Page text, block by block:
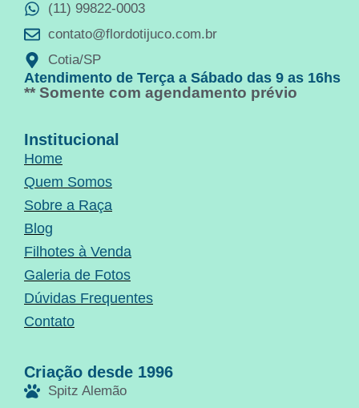
(11) 99822-0003
contato@flordotijuco.com.br
Cotia/SP
Atendimento de Terça a Sábado das 9 as 16hs
** Somente com agendamento prévio
Institucional
Home
Quem Somos
Sobre a Raça
Blog
Filhotes à Venda
Galeria de Fotos
Dúvidas Frequentes
Contato
Criação desde 1996
Spitz Alemão